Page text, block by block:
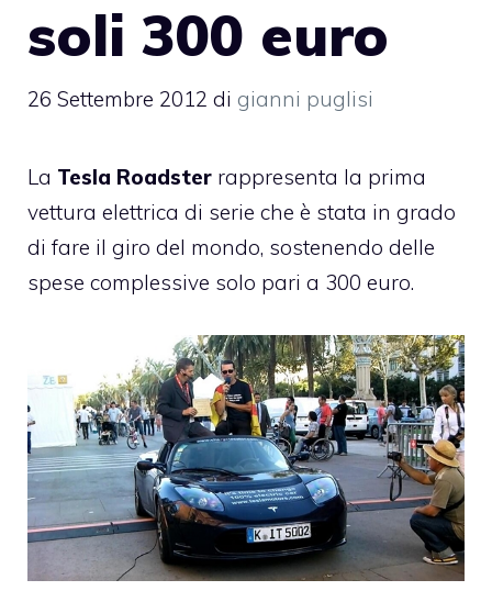
soli 300 euro
26 Settembre 2012 di gianni puglisi
La Tesla Roadster rappresenta la prima
vettura elettrica di serie che è stata in grado
di fare il giro del mondo, sostenendo delle
spese complessive solo pari a 300 euro.